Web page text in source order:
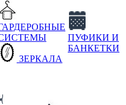
ЗЕРКАЛА
ПУФИКИ И
БАНКЕТКИ